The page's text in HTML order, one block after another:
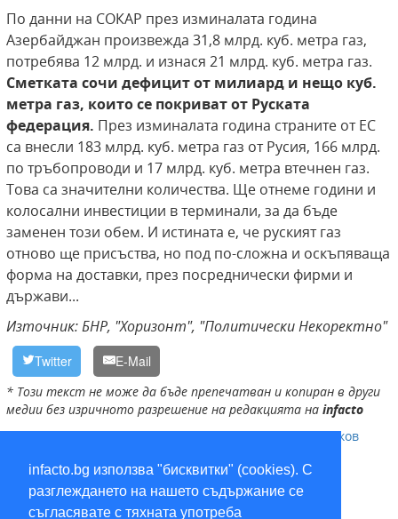
infacto.bg използва "бисквитки" (cookies). С
разглеждането на нашето съдържание се
съгласявате с тяхната употреба
По данни на СОКАР през изминалата година
Азербайджан произвежда 31,8 млрд. куб. метра газ,
потребява 12 млрд. и изнася 21 млрд. куб. метра газ.
Сметката сочи дефицит от милиард и нещо куб.
метра газ, които се покриват от Руската
федерация. През изминалата година страните от ЕС
са внесли 183 млрд. куб. метра газ от Русия, 166 млрд.
по тръбопроводи и 17 млрд. куб. метра втечнен газ.
Това са значителни количества. Ще отнеме години и
колосални инвестиции в терминали, за да бъде
заменен този обем. И истината е, че руският газ
отново ще присъства, но под по-сложна и оскъпяваща
форма на доставки, през посреднически фирми и
държави...
Източник: БНР, "Хоризонт", "Политически Некоректно"
Twitter E-Mail
* Този текст не може да бъде препечатван и копиран в други
медии без изричното разрешение на редакцията на infacto
Булгаргаз,Газпром,Явор Куюмджиев,LNG,Кирил Петков